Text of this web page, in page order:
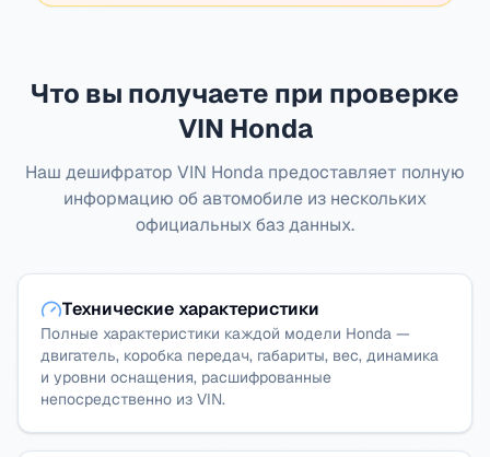
Что вы получаете при проверке
VIN Honda
Наш дешифратор VIN Honda предоставляет полную
информацию об автомобиле из нескольких
официальных баз данных.
Технические характеристики
Полные характеристики каждой модели Honda —
двигатель, коробка передач, габариты, вес, динамика
и уровни оснащения, расшифрованные
непосредственно из VIN.